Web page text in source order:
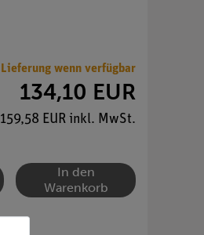
Lieferung wenn verfügbar
134,10 EUR
159,58 EUR inkl. MwSt.
In den
Warenkorb